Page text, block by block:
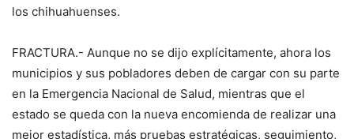
los chihuahuenses.
FRACTURA.- Aunque no se dijo explícitamente, ahora los
municipios y sus pobladores deben de cargar con su parte
en la Emergencia Nacional de Salud, mientras que el
estado se queda con la nueva encomienda de realizar una
mejor estadística, más pruebas estratégicas, seguimiento,